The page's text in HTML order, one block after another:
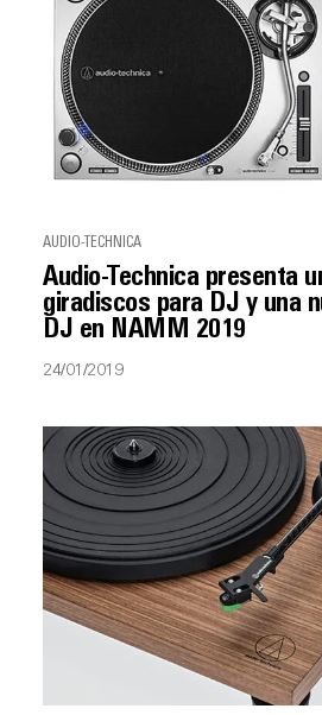
AUDIO-TECHNICA
Audio-Technica presenta
giradiscos para DJ y una
DJ en NAMM 2019
24/01/2019